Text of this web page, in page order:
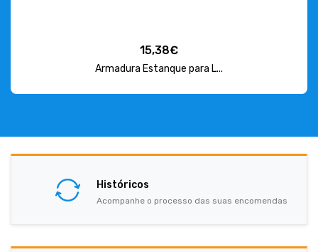
15,38€
Armadura Estanque para L...
Históricos
Acompanhe o processo das suas encomendas